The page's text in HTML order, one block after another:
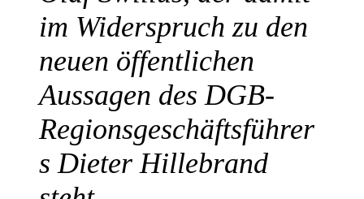
im Widerspruch zu den
neuen öffentlichen
Aussagen des DGB-
Regionsgeschäftsführer
s Dieter Hillebrand